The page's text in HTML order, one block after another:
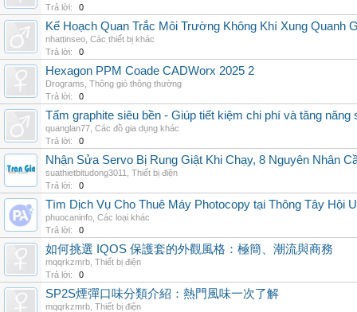
Trả lời:
0
Kế Hoạch Quan Trắc Môi Trường Không Khí Xung Quanh
nhattinseo Các thiết bị khác
Trả lời:
0
Hexagon PPM Coade CADWorx 2025 2
Drograms Thông gió thông thường
Trả lời:
0
Tấm graphite siêu bền - Giúp tiết kiệm chi phí và tăng năng
quanglan77 Các đồ gia dụng khác
Trả lời:
0
Nhận Sửa Servo Bị Rung Giật Khi Chạy, 8 Nguyên Nhân
suathietbitudong3011
Thiết bị điện
Trả lời:
0
Tìm Dịch Vụ Cho Thuê Máy Photocopy tại Thông Tây Hội
phuocaninfo Các loại khác
Trả lời:
0
如何挑選 IQOS 保護套的外觀風格：極簡、潮流與商務
mqqrkzmrb Thiết bị điện
Trả lời:
0
SP2S煙彈口味分類介紹：熱門風味一次了解
mqqrkzmrb Thiết bị điện